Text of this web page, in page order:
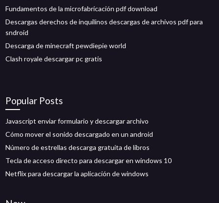
Fundamentos de la microfabricación pdf download
Descargas derechos de inquilinos descargas de archivos pdf para
sndroid
Descarga de minecraft pewdiepie world
Clash royale descargar pc gratis
Popular Posts
Javascript enviar formulario y descargar archivo
Cómo mover el sonido descargado en un android
Número de estrellas descarga gratuita de libros
Tecla de acceso directo para descargar en windows 10
Netflix para descargar la aplicación de windows